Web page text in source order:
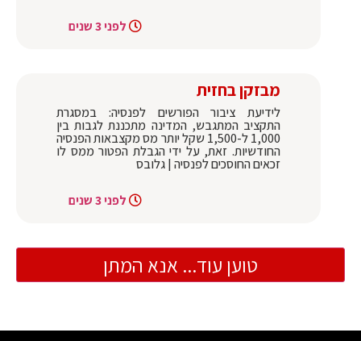
לפני 3 שנים
מבזקן בחזית
לידיעת ציבור הפורשים לפנסיה: במסגרת
התקציב המתגבש, המדינה מתכננת לגבות בין
1,000 ל-1,500 שקל יותר מס מקצבאות הפנסיה
החודשיות. זאת, על ידי הגבלת הפטור ממס לו
זכאים החוסכים לפנסיה | גלובס
לפני 3 שנים
טוען עוד... אנא המתן